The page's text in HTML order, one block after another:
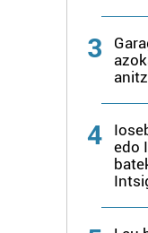
3
4
edo